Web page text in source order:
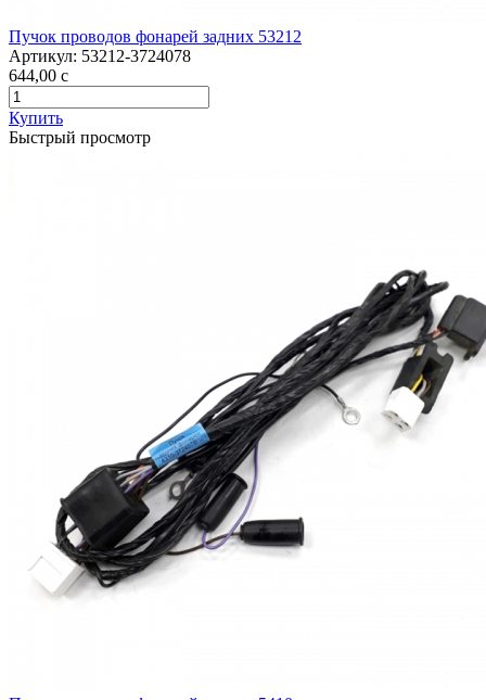
Пучок проводов фонарей задних 53212
Артикул: 53212-3724078
644,00 c
Купить
Быстрый просмотр